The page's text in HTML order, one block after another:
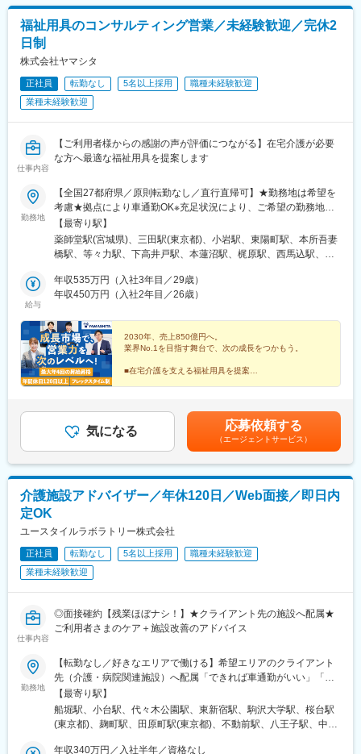
の方が抱えるお困りごとに対して解決策を提案していきます。
※ケアマネジャーとは？
ケアプランの作成や、当社のようなサービス事業者との調整を行
■営業イメージ
9:00朝礼、ケアマネジャーへ業務報告や営業アポイントの取得
11:00居宅介護支援自業所を回りニーズをヒアリング
12:00昼食
護師、ヘルパー等が集まって会議を行い、支援の方向性を検討
14:00ケアマネジャー向けに新規取扱商品の勉強会を実施。勉強会
を通じて新規ニーズの獲得を目指す
16:00病院や介護施設を訪問
17:30帰社、事務処理
18:00退社
※緊急対応等で45分～1時間程度の残業可能性あり
車いすが必要になる際、利用者様はもちろんご家族も大きな不安
を抱えています。また、抱える症状は個人により大きな差があ
り、介護用品の選定において、プロ目線での提案は不可欠。安心
して利用できる商品の納入が終わった際に頂く感謝の言葉は、大
きなやりがいを感じられる仕事です。
福祉用具のコンサルティング営業／未経験歓迎／完休2
日制
株式会社ヤマシタ
正社員 転勤なし 5名以上採用
職種未経験歓迎
業種未経験歓迎
仕事内容
【ご利用者様からの感謝の声が評価につながる】在宅介護が必要
な方へ最適な福祉用具を提案します
勤務地
【全国27都府県／原則転勤なし／直行直帰可】★勤務地は希望を
考慮★拠点により車通勤OK※充足状況により、ご希望の勤務地で
の募集が終了している場合があります。※転居を伴う転勤の有無
は、半年ごとに希望を伺い、選択いただけます。■東北■・宮城県
（仙台市）■関東■・東京都（東京23区など）・神奈川県（横浜市
城県（水戸市）・栃木県（宇都宮市／足利市）・群馬県（前橋
市）■東海■・愛知県（名古屋市／豊田市／豊橋市／小牧市）・静
阜市）・三重県（四日市市）■信越・北陸■・長野県（長野市）・
山梨県（甲府市）・石川県（金沢市）・富山県（富山市）・福井
県（福井市）■関西■・大阪府・兵庫県（神戸市／尼崎市／姫路
市）・京都府（京都市）・奈良県（奈良市／天理市）・滋賀県
（大津市／彦根市）・和歌山県（和歌山市／田辺市）■中国■・広
九州■・福岡県（福岡市）
【最寄り駅】
薬師堂駅(宮城県)、三田駅(東京都)、小岩駅、東陽町駅、本所吾妻
橋駅、等々力駅、下高井戸駅、本蓮沼駅、梶原駅、西馬込駅、練
調布駅、田無駅、新横浜駅、上大岡駅、二俣川駅、武蔵新城駅、
鷺沼駅、湘南深沢駅、淵野辺駅、南林間駅、南浦和駅、大宮駅(埼
駅、おゆみ野駅、市川駅、動物公園駅、常陸青柳駅、駅東公園前
駅、足利駅、前橋大島駅、黄金駅(愛知県)、黒川駅(愛知県)、笠寺
駅、本山駅(愛知県)、土橋駅(愛知県)、市役所前駅(愛知県)、岩倉
駅(愛知県)、静岡駅、大岡駅(静岡県)、富士駅、藤枝駅、天竜川
駅、細畑駅、中川原駅、安茂里駅、酒折駅、西金沢駅、南富山
府)、新金岡駅、藤井寺駅、東部市場前駅、南吹田駅、大開駅、立
花駅、飾磨駅、竹田駅(京都府)、北山駅(京都府)、上桂駅、前栽
駅、尼ケ辻駅、瀬田駅(滋賀県)、ひこね芹川駅、六十谷駅、紀伊新
寺駅、名古屋大学駅、札木駅、鴫野駅、高鷲駅、新開地駅、西観
駅(愛知県)、豊橋公園前駅、上沢駅
給与
年収535万円（入社3年目／29歳）
年収450万円（入社2年目／26歳）
2030年、売上850億円へ。
業界No.1を目指す舞台で、次の成長をつかもう。
■在宅介護を支える福祉用具を提案
■20～30代活躍中
気になる 応募依頼する
（エージェントサービス）
介護施設アドバイザー／年休120日／Web面接／即日内
定OK
ユースタイルラボラトリー株式会社
正社員 転勤なし 5名以上採用
職種未経験歓迎
業種未経験歓迎
仕事内容
◎面接確約【残業ほぼナシ！】★クライアント先の施設へ配属★
ご利用者さまのケア＋施設改善のアドバイス
勤務地
【転勤なし／好きなエリアで働ける】希望エリアのクライアント
先（介護・病院関連施設）へ配属「できれば車通勤がいい」「未
経験なので先輩スタッフと一緒に働きたい」等ご相談ください！
━━【配属エリア】━━＜1＞北海道・東北／北海道、岩手※、宮
城、福島＜2＞北関東／茨城、栃木、群馬＜3＞首都圏／東京、神
岡、岐阜＜6＞関西／大阪、京都、兵庫、和歌山、奈良※＜7＞中
【最寄り駅】
船堀駅、小台駅、代々木公園駅、東新宿駅、駒沢大学駅、桜台駅
(東京都)、麹町駅、田原町駅(東京都)、不動前駅、八王子駅、中野
年収340万円／入社半年／資格なし